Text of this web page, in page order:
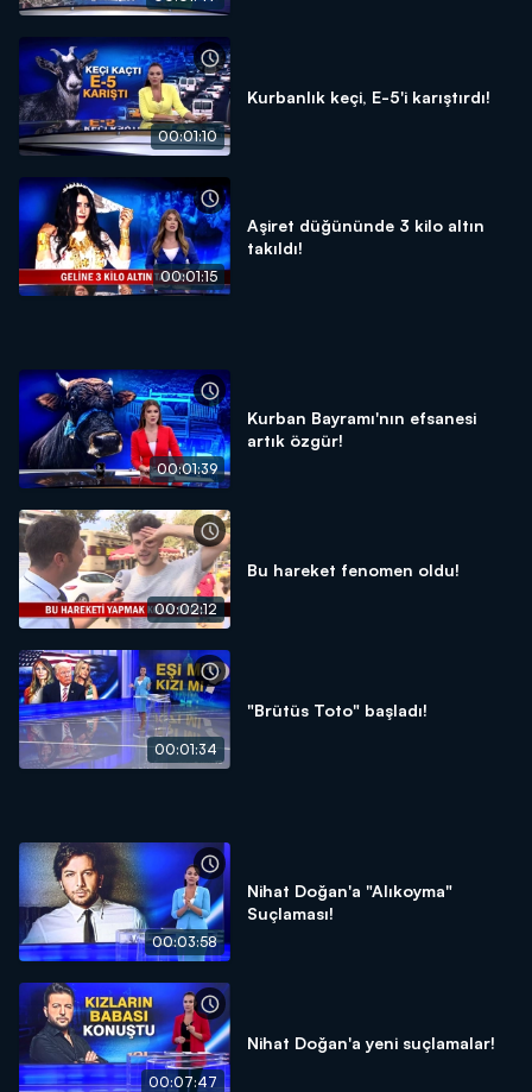
00:01:10
Kurbanlık keçi, E-5'i karıştırdı!
00:01:15
Aşiret düğününde 3 kilo altın
takıldı!
00:01:39
Kurban Bayramı'nın efsanesi
artık özgür!
00:02:12
Bu hareket fenomen oldu!
00:01:34
"Brütüs Toto" başladı!
00:03:58
Nihat Doğan'a "Alıkoyma"
Suçlaması!
00:07:47
Nihat Doğan'a yeni suçlamalar!